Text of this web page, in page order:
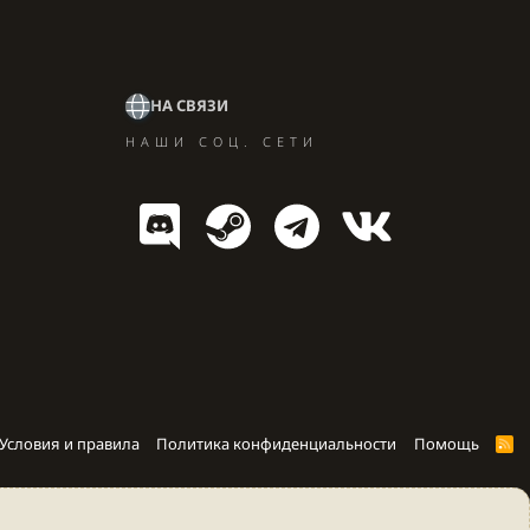
НА СВЯЗИ
НАШИ СОЦ. СЕТИ
Условия и правила Политика конфиденциальности Помощь
R